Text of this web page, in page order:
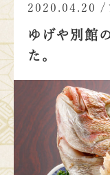
2020.04.20 /
ゆげや別館
た。